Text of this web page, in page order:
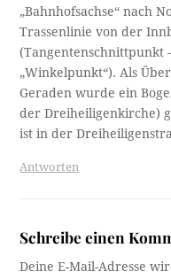
„Bahnhofsachse“ nach
Trassenlinie von der
(Tangentenschnittpunkt
„Winkelpunkt“). Als
Geraden wurde ein
der Dreiheiligenkirche)
ist in der
Antworten
Schreibe einen
Deine E-Mail-Adresse